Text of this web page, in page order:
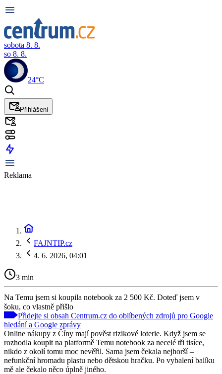
sobota 8. 8.
so 8. 8.
24°C
Přihlášení
Reklama
FAJNTIP.cz
4. 6. 2026, 04:01
3 min
Na Temu jsem si koupila notebook za 2 500 Kč. Doteď jsem v
šoku, co vlastně přišlo
Přidejte si obsah Centrum.cz do oblíbených zdrojů pro Google
hledání a Google zprávy
Online nákupy z Číny mají pověst rizikové loterie. Když jsem se
rozhodla koupit na platformě Temu notebook za necelé tři tisíce,
nikdo z okolí tomu moc nevěřil. Sama jsem čekala nejhorší –
nefunkční hromadu plastu nebo dětskou hračku. Po vybalení balíku
mě ale čekalo něco úplně jiného.